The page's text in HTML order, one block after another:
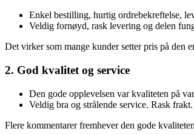
Enkel bestilling, hurtig ordrebekreftelse,
Veldig fornøyd, rask levering og delen
Det virker som mange kunder setter pris på den
2. God kvalitet og service
Den gode opplevelsen var kvaliteten på
Veldig bra og strålende service. Rask frakt.
Flere kommentarer fremhever den gode